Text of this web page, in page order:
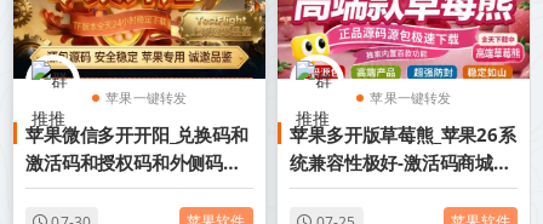
苹果一键转发
苹果TF微信多开
苹果微信多开开阳_兑换码和
激活码和授权码和外侧码还
有活动码如何分辨
苹果一键转发
苹果TF微信多开
苹果多开版草莓熊_苹果26系
统兼容性极好-激活码商城版
本震撼来袭